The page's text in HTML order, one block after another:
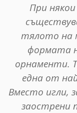
При
тялото на
формата
орнаменти.
една от
Вместо игли,
заострени